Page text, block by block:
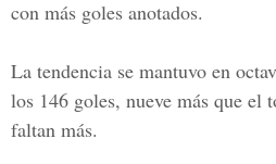
con más goles anotados.
La tendencia se mantuvo en
los 146 goles, nueve más que el
faltan más.